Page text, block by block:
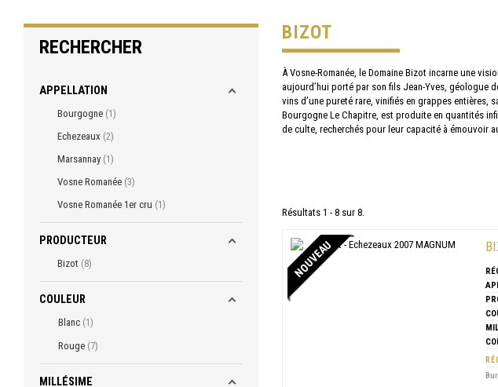
RECHERCHER
APPELLATION
Bourgogne 1
Echezeaux 2
Marsannay 1
Vosne Romanée 3
Vosne Romanée 1er cru 1
PRODUCTEUR
Bizot 8
COULEUR
Blanc 1
Rouge 7
MILLÉSIME
BIZOT
À Vosne-Romanée, le Domaine Bizot incarne une
aujourd’hui porté par son fils Jean-Yves, géologue
vins d’une pureté rare, vinifiés en grappes entières,
Bourgogne Le Chapitre, est produite en quantités
de culte, recherchés pour leur capacité à émouvoir
Résultats 1 - 8 sur 8.
NOUVEAU